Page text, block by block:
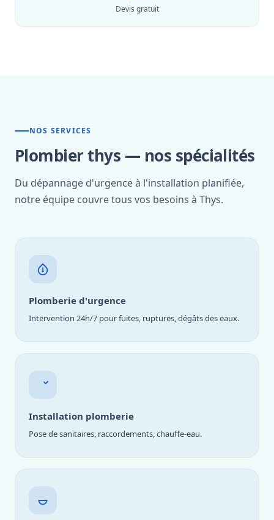
Devis gratuit
NOS SERVICES
Plombier thys — nos spécialités
Du dépannage d'urgence à l'installation planifiée,
notre équipe couvre tous vos besoins à Thys.
Plomberie d'urgence
Intervention 24h/7 pour fuites, ruptures, dégâts des eaux.
Installation plomberie
Pose de sanitaires, raccordements, chauffe-eau.